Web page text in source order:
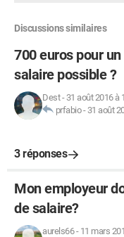
Discussions similaires
700 euros pour
salaire possible ?
Dest- 31 août 2016 à
prfabio- 31 août
3 réponses
Mon employeur
de salaire?
aurels66- 11 mars